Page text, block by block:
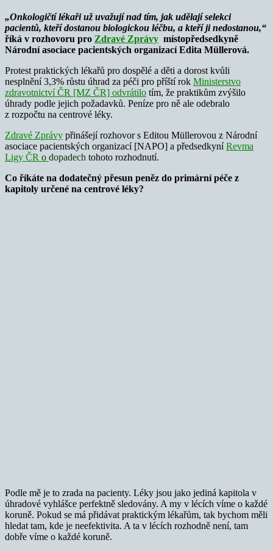
„Onkologičtí lékaři už uvažují nad tím, jak udělají selekci
pacientů, kteří dostanou biologickou léčbu, a kteří ji nedostanou,“
říká v rozhovoru pro Zdravé Zprávy místopředsedkyně
Národní asociace pacientských organizací Edita Müllerová.
Protest praktických lékařů pro dospělé a děti a dorost kvůli
nesplnění 3,3% růstu úhrad za péči pro příští rok Ministerstvo
zdravotnictví ČR [MZ ČR] odvrátilo tím, že praktikům zvýšilo
úhrady podle jejich požadavků. Peníze pro ně ale odebralo
z rozpočtu na centrové léky.
Zdravé Zprávy přinášejí rozhovor s Editou Müllerovou z Národní
asociace pacientských organizací [NAPO] a předsedkyníRevma
Ligy ČR o dopadech tohoto rozhodnutí.
Co říkáte na dodatečný přesun peněz do primární péče z
kapitoly určené na centrové léky?
Podle mě je to zrada na pacienty. Léky jsou jako jediná kapitola v
úhradové vyhlášce perfektně sledovány. A my v lécích víme o každé
koruně. Pokud se má přidávat praktickým lékařům, tak bychom měli
hledat tam, kde je neefektivita. A ta v lécích rozhodně není, tam
dobře víme o každé koruně.